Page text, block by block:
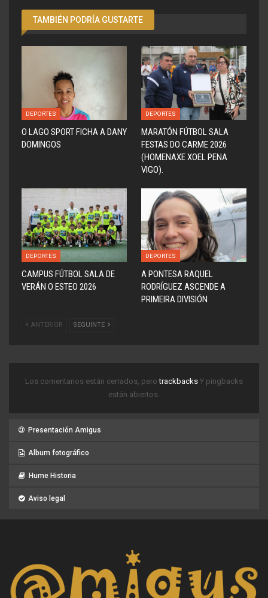
TAMBIÉN PODRÍA GUSTARTE
DEPORTES
O LAGO SPORT FICHA A DANY
DOMINGOS
DEPORTES
MARATÓN FÚTBOL SALA
FESTAS DO CARME 2026
(HOMENAXE XOEL PENA
VIGO).
DEPORTES
CAMPUS FÚTBOL SALA DE
VERÁN O ESTEO 2026
DEPORTES
A PONTESA RAQUEL
RODRÍGUEZ ASCENDE A
PRIMEIRA DIVISIÓN
ANTERIOR SEGUINTE
Los comentarios están cerrados, perotrackbacks Y pingbacks
están abiertos.
Presentación Amigus
Album fotográfico
Hume Historia
Aviso legal